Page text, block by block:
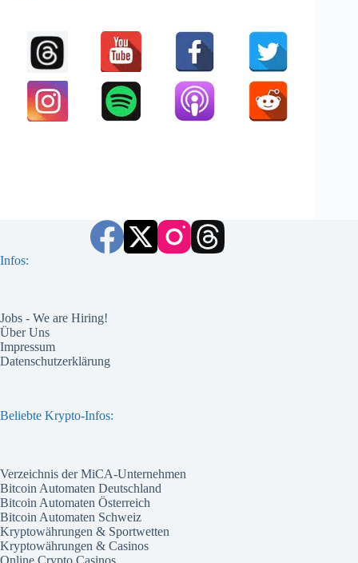
Infos:
Jobs - We are Hiring!
Über Uns
Impressum
Datenschutzerklärung
Beliebte Krypto-Infos:
Verzeichnis der MiCA-Unternehmen
Bitcoin Automaten Deutschland
Bitcoin Automaten Österreich
Bitcoin Automaten Schweiz
Kryptowährungen & Sportwetten
Kryptowährungen & Casinos